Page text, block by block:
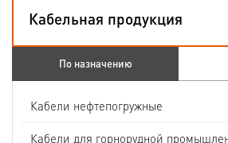
Кабельная продукция
По назначению
Кабели нефтепогружные
Кабели для горнорудной